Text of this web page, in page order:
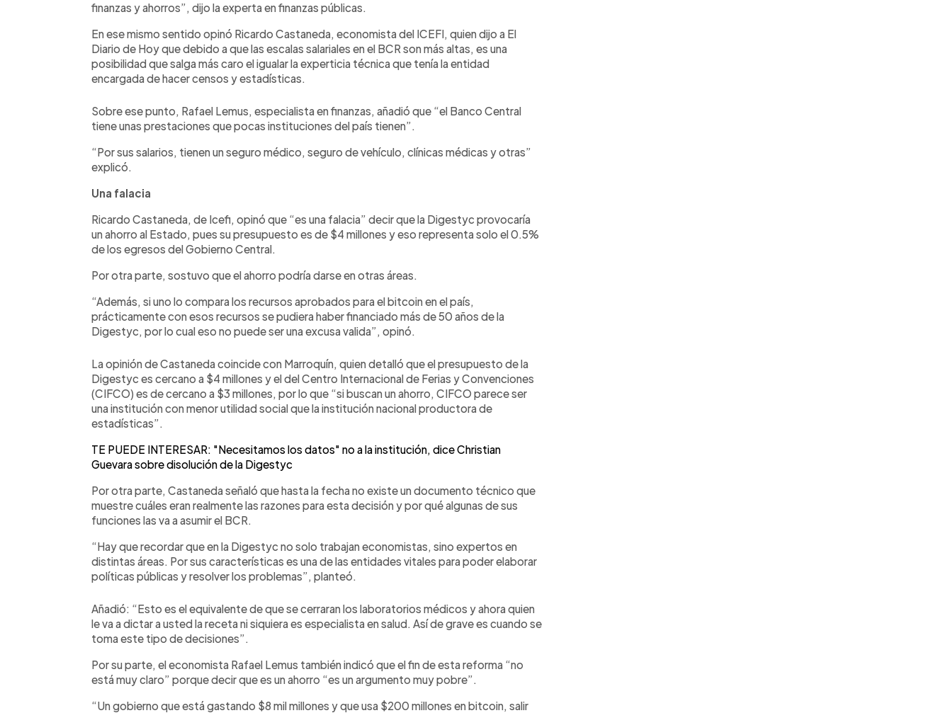
finanzas y ahorros”, dijo la experta en finanzas públicas.
En ese mismo sentido opinó Ricardo Castaneda, economista del ICEFI, quien dijo a El
Diario de Hoy que debido a que las escalas salariales en el BCR son más altas, es una
posibilidad que salga más caro el igualar la experticia técnica que tenía la entidad
encargada de hacer censos y estadísticas.
Sobre ese punto, Rafael Lemus, especialista en finanzas, añadió que “el Banco Central
tiene unas prestaciones que pocas instituciones del país tienen”.
“Por sus salarios, tienen un seguro médico, seguro de vehículo, clínicas médicas y otras”
explicó.
Una falacia
Ricardo Castaneda, de Icefi, opinó que “es una falacia” decir que la Digestyc provocaría
un ahorro al Estado, pues su presupuesto es de $4 millones y eso representa solo el 0.5%
de los egresos del Gobierno Central.
Por otra parte, sostuvo que el ahorro podría darse en otras áreas.
“Además, si uno lo compara los recursos aprobados para el bitcoin en el país,
prácticamente con esos recursos se pudiera haber financiado más de 50 años de la
Digestyc, por lo cual eso no puede ser una excusa valida”, opinó.
La opinión de Castaneda coincide con Marroquín, quien detalló que el presupuesto de la
Digestyc es cercano a $4 millones y el del Centro Internacional de Ferias y Convenciones
(CIFCO) es de cercano a $3 millones, por lo que “si buscan un ahorro, CIFCO parece ser
una institución con menor utilidad social que la institución nacional productora de
estadísticas”.
TE PUEDE INTERESAR: "Necesitamos los datos" no a la institución, dice Christian
Guevara sobre disolución de la Digestyc
Por otra parte, Castaneda señaló que hasta la fecha no existe un documento técnico que
muestre cuáles eran realmente las razones para esta decisión y por qué algunas de sus
funciones las va a asumir el BCR.
“Hay que recordar que en la Digestyc no solo trabajan economistas, sino expertos en
distintas áreas. Por sus características es una de las entidades vitales para poder elaborar
políticas públicas y resolver los problemas”, planteó.
Añadió: “Esto es el equivalente de que se cerraran los laboratorios médicos y ahora quien
le va a dictar a usted la receta ni siquiera es especialista en salud. Así de grave es cuando se
toma este tipo de decisiones”.
Por su parte, el economista Rafael Lemus también indicó que el fin de esta reforma “no
está muy claro” porque decir que es un ahorro “es un argumento muy pobre”.
“Un gobierno que está gastando $8 mil millones y que usa $200 millones en bitcoin, salir